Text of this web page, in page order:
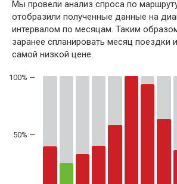
Мы провели анализ спроса по
отобразили полученные данные на
интервалом по месяцам. Таким
заранее спланировать месяц поездки
самой низкой цене.
50% —